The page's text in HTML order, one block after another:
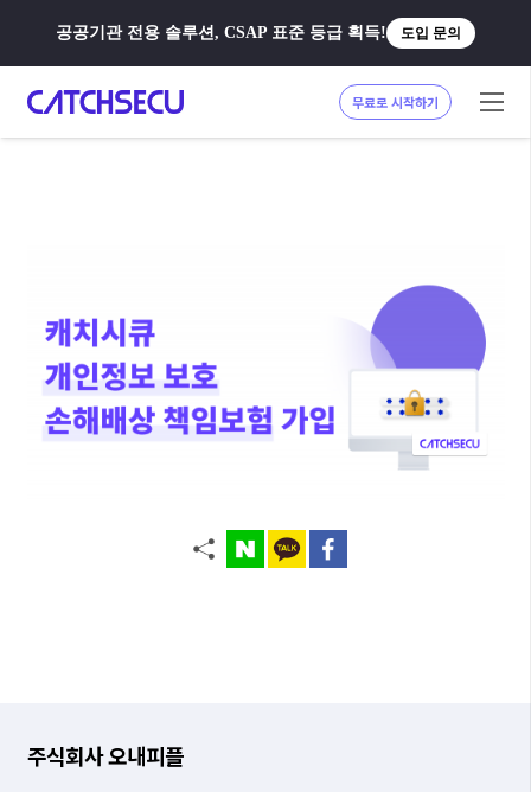
공공기관 전용 솔루션, CSAP 표준 등급 획득! 도입 문의
무료로 시작하기
주식회사 오내피플